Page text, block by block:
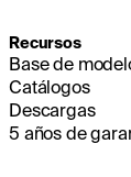
Recursos
Base de
Catálogos
Descargas
5 años de